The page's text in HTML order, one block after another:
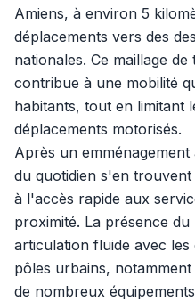
Amiens, à environ 5
déplacements vers des
nationales. Ce maillage
contribue à une mobilité
habitants, tout en limitant
déplacements motorisés.
Après un
du quotidien s'en
à l'accès rapide aux
proximité. La présence
articulation fluide avec
pôles urbains,
de nombreux